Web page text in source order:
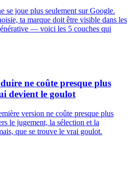
se joue plus seulement sur Google.
ta marque doit être visible dans les
— voici les 5 couches qui
ne coûte presque plus
devient le goulot
version ne coûte presque plus
le jugement, la sélection et la
que se trouve le vrai goulot.